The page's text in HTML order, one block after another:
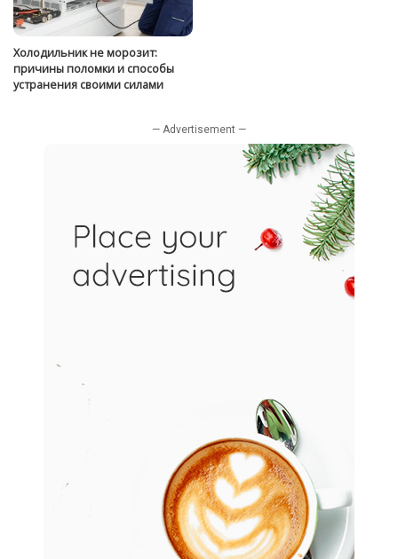
Холодильник не морозит:
причины поломки и способы
устранения своими силами
— Advertisement —